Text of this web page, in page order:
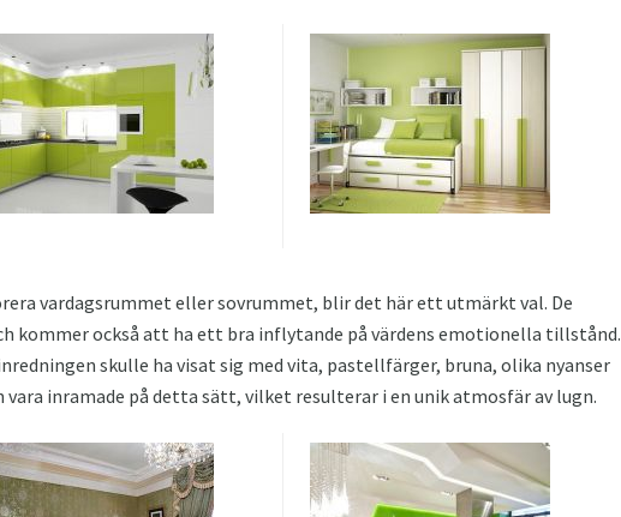
vardagsrummet eller sovrummet, blir det här ett utmärkt val. De
kommer också att ha ett bra inflytande på värdens emotionella tillstånd.
skulle ha visat sig med vita, pastellfärger, bruna, olika nyanser
vara inramade på detta sätt, vilket resulterar i en unik atmosfär av lugn.